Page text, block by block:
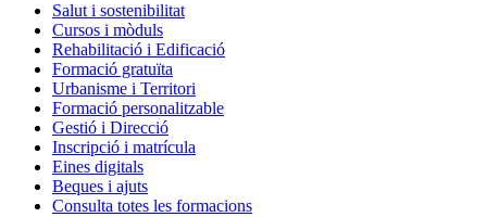
Salut i sostenibilitat
Cursos i mòduls
Rehabilitació i Edificació
Formació gratuïta
Urbanisme i Territori
Formació personalitzable
Gestió i Direcció
Inscripció i matrícula
Eines digitals
Beques i ajuts
Consulta totes les formacions